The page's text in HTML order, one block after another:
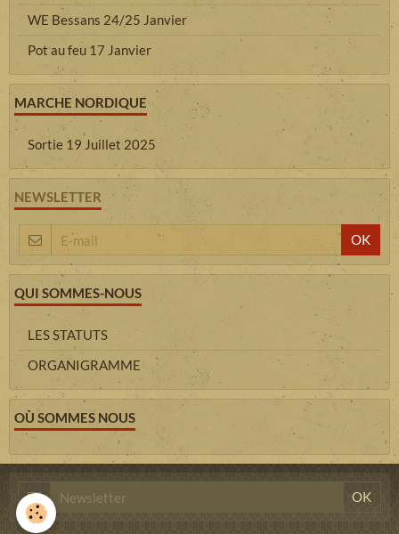
WE Bessans 24/25 Janvier
Pot au feu 17 Janvier
MARCHE NORDIQUE
Sortie 19 Juillet 2025
NEWSLETTER
OK
QUI SOMMES-NOUS
LES STATUTS
ORGANIGRAMME
OÙ SOMMES NOUS